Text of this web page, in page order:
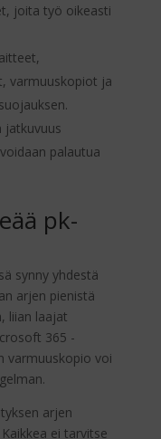
joita työ oikeasti
varmuuskopiot ja
jatkuvuus
palautua
pk-
synny yhdestä
arjen pienistä
liian laajat
365 -
varmuuskopio voi
arjen
ei tarvitse